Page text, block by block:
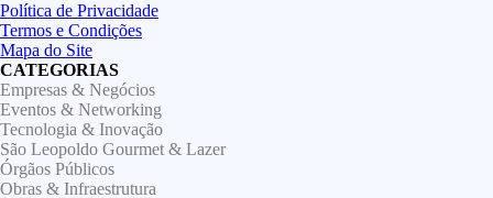
Política de Privacidade
Termos e Condições
Mapa do Site
CATEGORIAS
Empresas & Negócios
Eventos & Networking
Tecnologia & Inovação
São Leopoldo Gourmet & Lazer
Órgãos Públicos
Obras & Infraestrutura